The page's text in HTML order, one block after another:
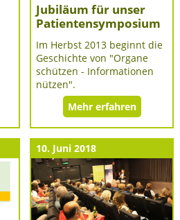
Jubiläum für unser
Patientensymposium
Im Herbst 2013 beginnt die
Geschichte von "Organe
schützen - Informationen
nützen".
Mehr erfahren
10. Juni 2018